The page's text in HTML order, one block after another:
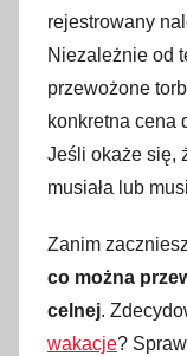
rejestrowany
Niezależnie od
przewożone
konkretna cena
Jeśli okaże się,
musiała lub
Zanim
co można
celnej.
wakacje?